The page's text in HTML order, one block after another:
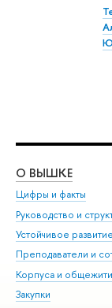
О ВЫШКЕ
Цифры и факты
Руководство и
Устойчивое
Преподаватели и
Корпуса и
Закупки